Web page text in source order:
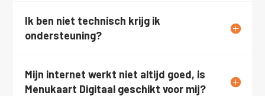
Ik ben niet technisch krijg ik
ondersteuning?
Mijn internet werkt niet altijd goed, is
Menukaart Digitaal geschikt voor mij?